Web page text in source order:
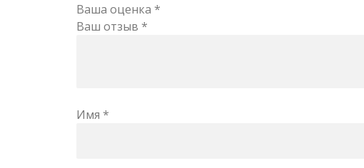
Ваша оценка *
Ваш отзыв *
Имя *